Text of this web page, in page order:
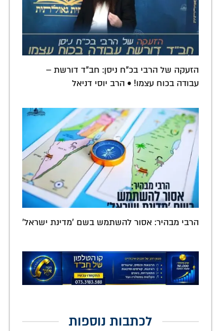
הזעקה של הרבי בכ"ח ניסן: חב"ד דורשת –
עבודה בכוח עצמו! • הרב יוסי דניאל
הרבי מבהיר: אסור להשתמש בשם 'מדינת ישראל'
לכתבות נוספות